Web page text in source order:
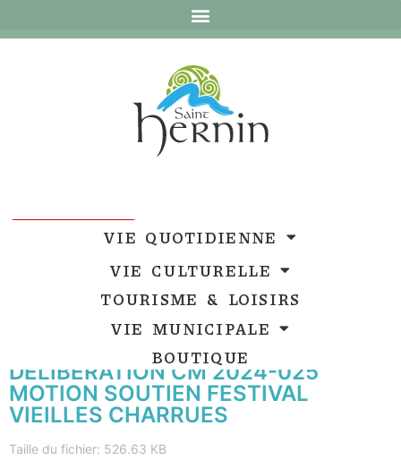
VIE QUOTIDIENNE
VIE CULTURELLE
TOURISME & LOISIRS
VIE MUNICIPALE
BOUTIQUE
DELIBERATION CM 2024-025
MOTION SOUTIEN FESTIVAL
VIEILLES CHARRUES
Taille du fichier: 526.63 KB